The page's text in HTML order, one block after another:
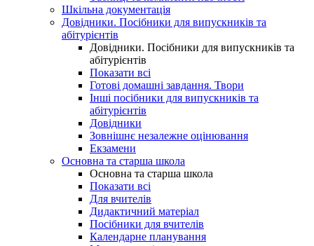
Шкільна документація
Довідники. Посібники для випускників та
абітурієнтів
Довідники. Посібники для випускників та
абітурієнтів
Показати всі
Готові домашні завдання. Твори
Інші посібники для випускників та
абітурієнтів
Довідники
Зовнішнє незалежне оцінювання
Екзамени
Основна та старша школа
Основна та старша школа
Показати всі
Для вчителів
Дидактичний матеріал
Посібники для вчителів
Календарне планування